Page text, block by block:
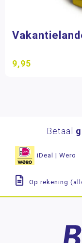
9,95
Betaal
iDeal | Wero
Op rekening